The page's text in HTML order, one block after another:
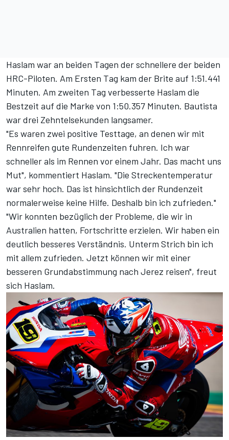
Haslam war an beiden Tagen der schnellere der beiden
HRC-Piloten. Am Ersten Tag kam der Brite auf 1:51.441
Minuten. Am zweiten Tag verbesserte Haslam die
Bestzeit auf die Marke von 1:50.357 Minuten. Bautista
war drei Zehntelsekunden langsamer.
"Es waren zwei positive Testtage, an denen wir mit
Rennreifen gute Rundenzeiten fuhren. Ich war
schneller als im Rennen vor einem Jahr. Das macht uns
Mut", kommentiert Haslam. "Die Streckentemperatur
war sehr hoch. Das ist hinsichtlich der Rundenzeit
normalerweise keine Hilfe. Deshalb bin ich zufrieden."
"Wir konnten bezüglich der Probleme, die wir in
Australien hatten, Fortschritte erzielen. Wir haben ein
deutlich besseres Verständnis. Unterm Strich bin ich
mit allem zufrieden. Jetzt können wir mit einer
besseren Grundabstimmung nach Jerez reisen", freut
sich Haslam.